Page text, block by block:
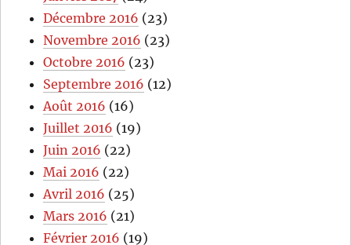
Décembre 2016 (23)
Novembre 2016 (23)
Octobre 2016 (23)
Septembre 2016 (12)
Août 2016 (16)
Juillet 2016 (19)
Juin 2016 (22)
Mai 2016 (22)
Avril 2016 (25)
Mars 2016 (21)
Février 2016 (19)